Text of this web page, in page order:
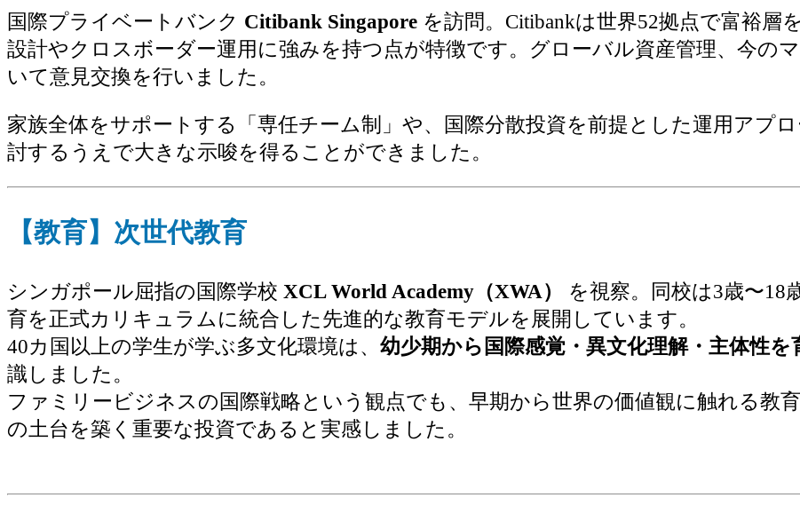
国際プライベートバンク Citibank Singapore を訪問。Citibankは世界52拠点で富裕層
設計やクロスボーダー運用に強みを持つ点が特徴です。グローバル資産管理、今の
いて意見交換を行いました。
家族全体をサポートする「専任チーム制」や、国際分散投資を前提とした運用アプ
討するうえで大きな示唆を得ることができました。
【教育】次世代教育
シンガポール屈指の国際学校 XCL World Academy（XWA）
を視察。同校は3歳〜
育を正式カリキュラムに統合した先進的な教育モデルを展開しています。
40カ国以上の学生が学ぶ多文化環境は、 幼少期から国際感覚・異文化理解・主体性を
識しました。
ファミリービジネスの国際戦略という観点でも、早期から世界の価値観に触れる教
の土台を築く重要な投資であると実感しました。